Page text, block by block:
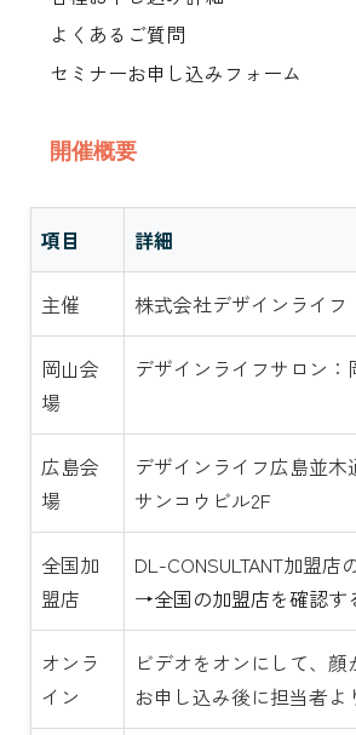
よくあるご質問
セミナーお申し込みフォーム
開催概要
項目 詳細
主催 株式会社デザインライフ
岡山会
場
デザインライフサロン：
広島会
場
デザインライフ広島並
サンコウビル2F
全国加
盟店
DL-CONSULTANT加盟店
→全国の加盟店を確認す
オンラ
イン
ビデオをオンにして、
お申し込み後に担当者よ